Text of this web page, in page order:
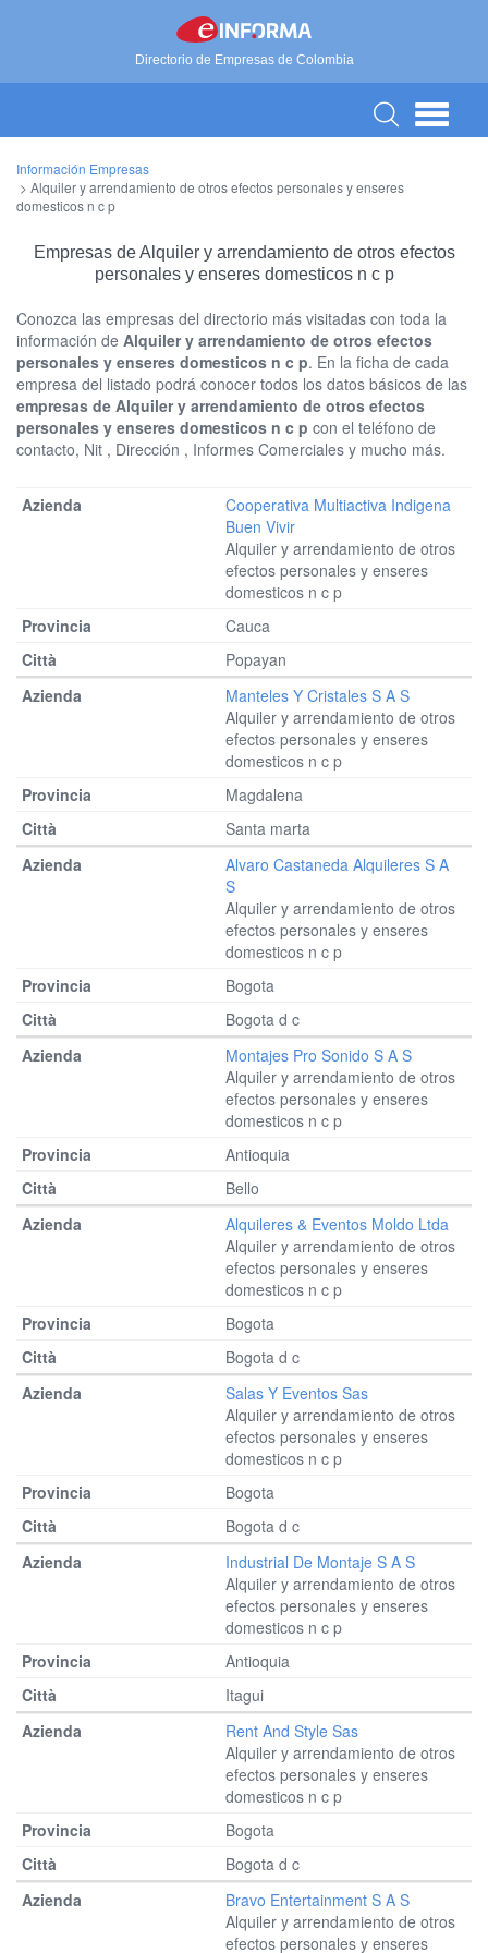
Directorio de Empresas de Colombia
Información Empresas
> Alquiler y arrendamiento de otros efectos personales y enseres
domesticos n c p
Empresas de Alquiler y arrendamiento de otros efectos
personales y enseres domesticos n c p
Conozca las empresas del directorio más visitadas con toda la
información de Alquiler y arrendamiento de otros efectos
personales y enseres domesticos n c p. En la ficha de cada
empresa del listado podrá conocer todos los datos básicos de las
empresas de Alquiler y arrendamiento de otros efectos
personales y enseres domesticos n c p con el teléfono de
contacto, Nit , Dirección , Informes Comerciales y mucho más.
Cooperativa Multiactiva Indigena
Buen Vivir
Alquiler y arrendamiento de otros
efectos personales y enseres
domesticos n c p
Cauca
Popayan
Manteles Y Cristales S A S
Alquiler y arrendamiento de otros
efectos personales y enseres
domesticos n c p
Magdalena
Santa marta
Alvaro Castaneda Alquileres S A
S
Alquiler y arrendamiento de otros
efectos personales y enseres
domesticos n c p
Bogota
Bogota d c
Montajes Pro Sonido S A S
Alquiler y arrendamiento de otros
efectos personales y enseres
domesticos n c p
Antioquia
Bello
Alquileres & Eventos Moldo Ltda
Alquiler y arrendamiento de otros
efectos personales y enseres
domesticos n c p
Bogota
Bogota d c
Salas Y Eventos Sas
Alquiler y arrendamiento de otros
efectos personales y enseres
domesticos n c p
Bogota
Bogota d c
Industrial De Montaje S A S
Alquiler y arrendamiento de otros
efectos personales y enseres
domesticos n c p
Antioquia
Itagui
Rent And Style Sas
Alquiler y arrendamiento de otros
efectos personales y enseres
domesticos n c p
Bogota
Bogota d c
Bravo Entertainment S A S
Alquiler y arrendamiento de otros
efectos personales y enseres